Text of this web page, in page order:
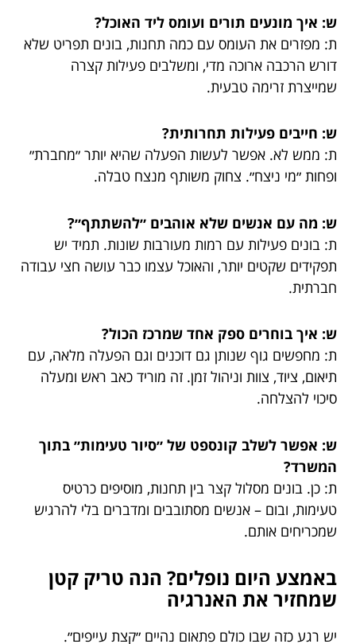
ש: איך מונעים תורים ועומס ליד האוכל?
ת: מפזרים את העומס עם כמה תחנות, בונים תפריט שלא
דורש הרכבה ארוכה מדי, ומשלבים פעילות קצרה
שמייצרת זרימה טבעית.
ש: חייבים פעילות תחרותית?
ת: ממש לא. אפשר לעשות הפעלה שהיא יותר ״מחברת״
ופחות ״מי ניצח״. צחוק משותף מנצח טבלה.
ש: מה עם אנשים שלא אוהבים ״להשתתף״?
ת: בונים פעילות עם רמות מעורבות שונות. תמיד יש
תפקידים שקטים יותר, והאוכל עצמו כבר עושה חצי עבודה
חברתית.
ש: איך בוחרים ספק אחד שמרכז הכול?
ת: מחפשים גוף שנותן גם דוכנים וגם הפעלה מלאה, עם
תיאום, ציוד, צוות וניהול זמן. זה מוריד כאב ראש ומעלה
סיכוי להצלחה.
ש: אפשר לשלב קונספט של ״סיור טעימות״ בתוך
המשרד?
ת: כן. בונים מסלול קצר בין תחנות, מוסיפים כרטיס
טעימות, ובום – אנשים מסתובבים ומדברים בלי להרגיש
שמכריחים אותם.
באמצע היום נופלים? הנה טריק קטן
שמחזיר את האנרגיה
יש רגע כזה שבו כולם פתאום נהיים ״קצת עייפים״.